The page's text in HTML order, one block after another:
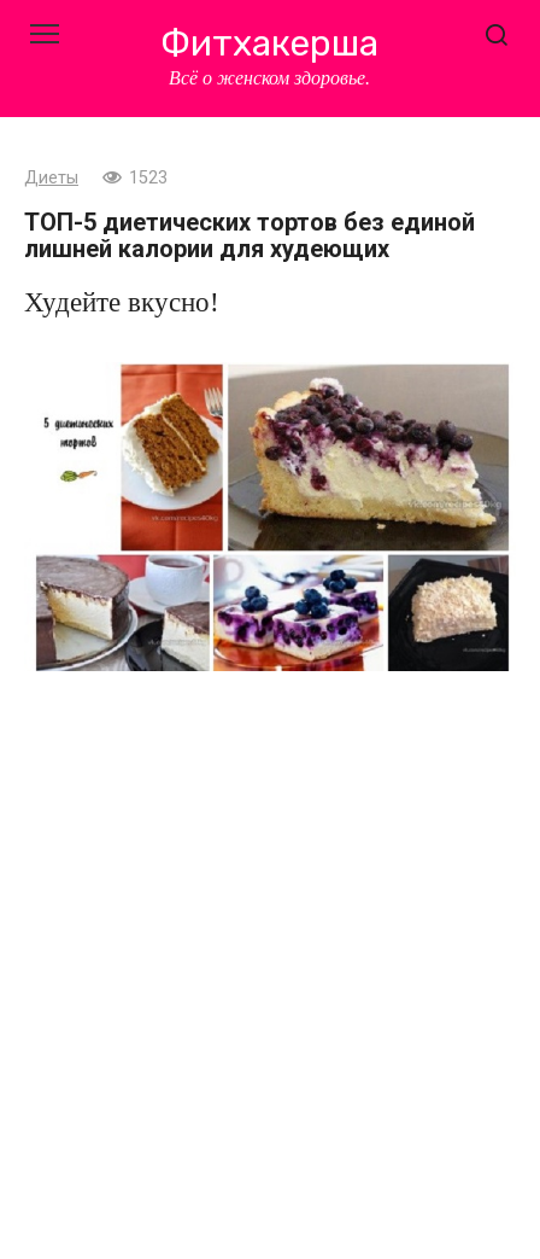
Фитхакерша
Всё о женском здоровье.
Диеты 1523
ТОП-5 диетических тортов без единой
лишней калории для худеющих
Худейте вкусно!